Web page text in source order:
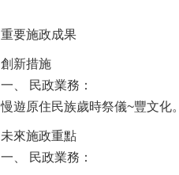
重要施政成果
創新措施
一、 民政業務：
慢遊原住民族歲時祭儀~豐文化。
未來施政重點
一、 民政業務：